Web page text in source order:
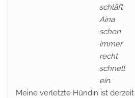
schläft
Aina
schon
immer
recht
schnell
ein.
Meine verletzte Hündin ist